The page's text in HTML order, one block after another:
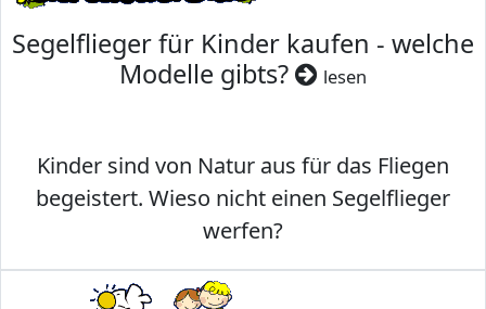
Segelflieger für Kinder kaufen - welche
Modelle gibts?
lesen
Kinder sind von Natur aus für das Fliegen
begeistert. Wieso nicht einen Segelflieger
werfen?